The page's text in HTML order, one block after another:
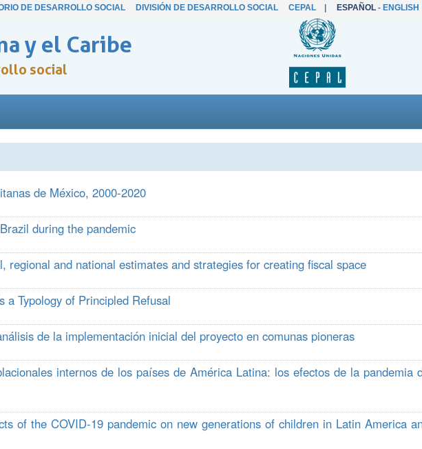
DE DESARROLLO SOCIAL DIVISIÓN DE DESARROLLO SOCIAL CEPAL| ESPAÑOL- ENGLISH
y el Caribe
social
de México, 2000-2020
during the pandemic
regional and national estimates and strategies for creating fiscal space
a Typology of Principled Refusal
de la implementación inicial del proyecto en comunas pioneras
internos de los países de América Latina: los efectos de la pandemia
of the COVID-19 pandemic on new generations of children in Latin America